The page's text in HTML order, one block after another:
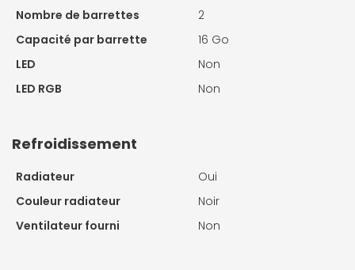
Nombre de barrettes
2
Capacité par barrette
16 Go
LED
Non
LED RGB
Non
Refroidissement
Radiateur
Oui
Couleur radiateur
Noir
Ventilateur fourni
Non